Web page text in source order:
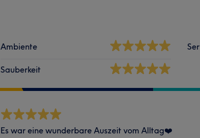
Ambiente
Sauberkeit
Es war eine wunderbare Auszeit vom Alltag❤️